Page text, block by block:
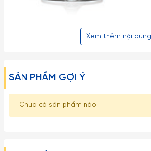
Xem thêm nội dung
SẢN PHẨM GỢI Ý
Chưa có sản phẩm nào